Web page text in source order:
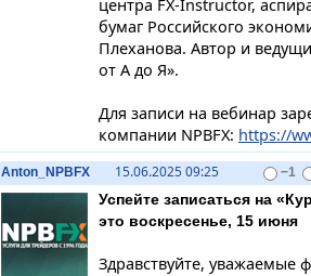
центра FX-Instructor,
бумаг Российского
Плеханова. Автор и
от А до Я».
Для записи на вебинар
компании NPBFX: https://
Anton_NPBFX 15.06.2025 09:25 −1
Успейте записаться на
это воскресенье, 15 июня
Здравствуйте, уважаемые